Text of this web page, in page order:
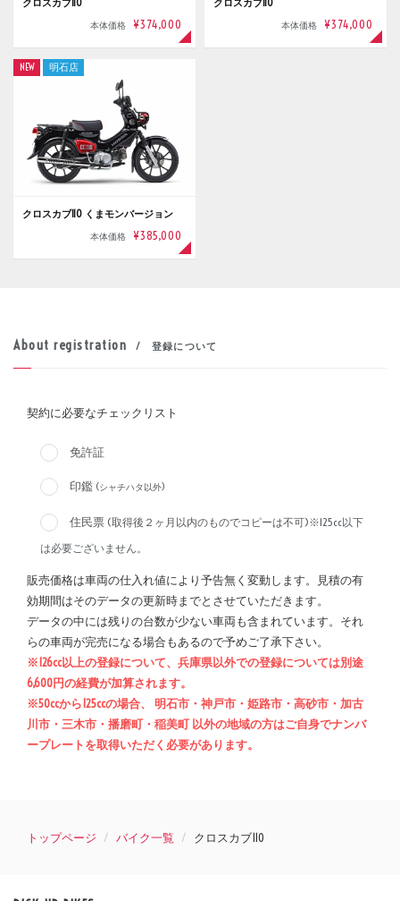
クロスカブ110
本体価格 ¥374,000
クロスカブ110
本体価格 ¥374,000
クロスカブ110 くまモンバージョン
本体価格 ¥385,000
NEW 明石店
About registration / 登録について
契約に必要なチェックリスト
免許証
印鑑 (シャチハタ以外)
住民票 (取得後２ヶ月以内のものでコピーは不可)※125cc以下
は必要ございません。
販売価格は車両の仕入れ値により予告無く変動します。見積の有
効期間はそのデータの更新時までとさせていただきます。
データの中には残りの台数が少ない車両も含まれています。それ
らの車両が完売になる場合もあるので予めご了承下さい。
※126cc以上の登録について、兵庫県以外での登録については別途
6,600円の経費が加算されます。
※50ccから125ccの場合、 明石市・神戸市・姫路市・高砂市・加古
川市・三木市・播磨町・稲美町 以外の地域の方はご自身でナンバ
ープレートを取得いただく必要があります。
トップページ バイク一覧 クロスカブ110